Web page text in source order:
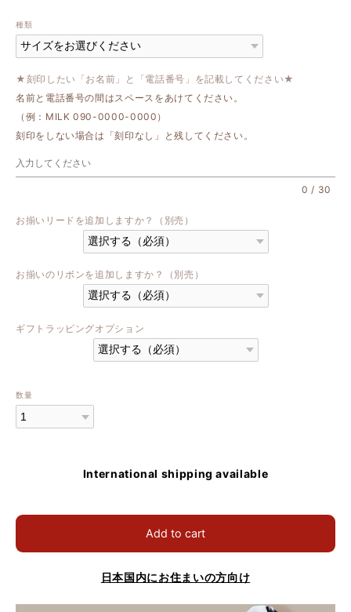
種類
★刻印したい「お名前」と「電話番号」を記載してください★
名前と電話番号の間はスペースをあけてください。
（例：MILK 090-0000-0000）
刻印をしない場合は「刻印なし」と残してください。
0 / 30
お揃いリードを追加しますか？（別売）
お揃いのリボンを追加しますか？（別売）
ギフトラッピングオプション
数量
International shipping available
Add to cart
日本国内にお住まいの方向け